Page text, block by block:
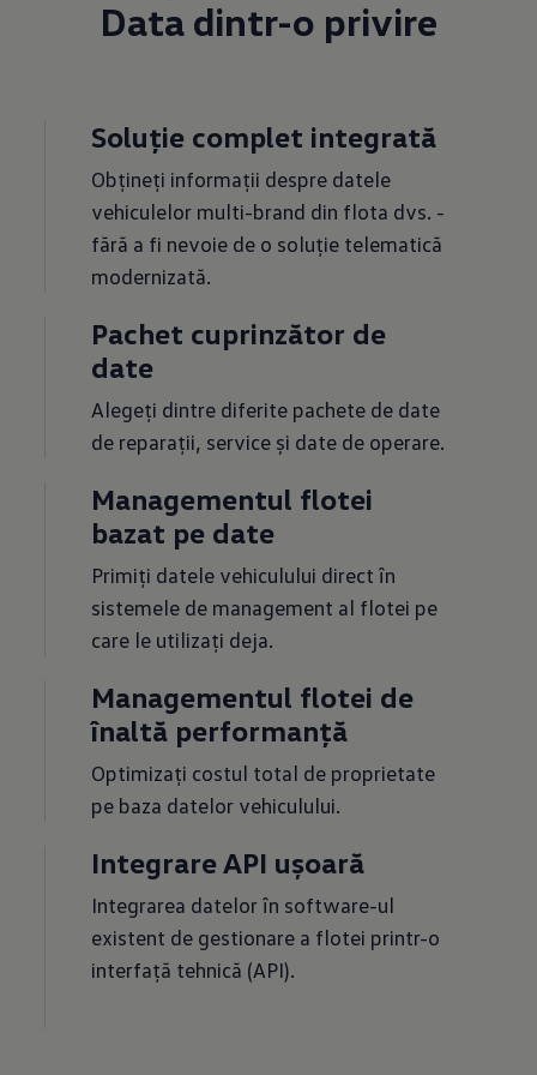
Data dintr-o privire
Soluție complet integrată
Obțineți informații despre datele
vehiculelor multi-brand din flota dvs. -
fără a fi nevoie de o soluție telematică
modernizată.
Pachet cuprinzător de
date
Alegeți dintre diferite pachete de date
de reparații, service și date de operare.
Managementul flotei
bazat pe date
Primiți datele vehiculului direct în
sistemele de management al flotei pe
care le utilizați deja.
Managementul flotei de
înaltă performanță
Optimizați costul total de proprietate
pe baza datelor vehiculului.
Integrare API ușoară
Integrarea datelor în software-ul
existent de gestionare a flotei printr-o
interfață tehnică (API).